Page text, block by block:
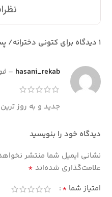
1 دیدگاه برای کتونی دخترانه/
hasani_rekab
–
جدید و به روز
دیدگاه خود را بنویسید
نشانی ایمیل شما منتشر
علامت‌گذاری شده‌اند *
امتیاز شما *